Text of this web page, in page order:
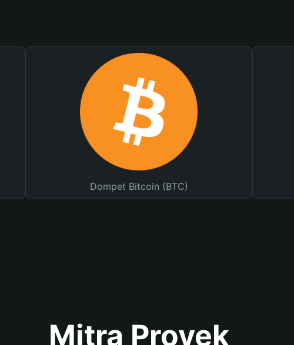
Dompet Bitcoin (BTC)
Mitra Proyek